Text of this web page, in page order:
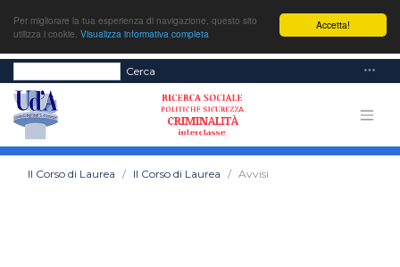
Accetta!
Per migliorare la tua esperienza di navigazione, questo sito
utilizza i cookie. Visualizza informativa completa
Cerca
Il Corso di Laurea Il Corso di Laurea Avvisi